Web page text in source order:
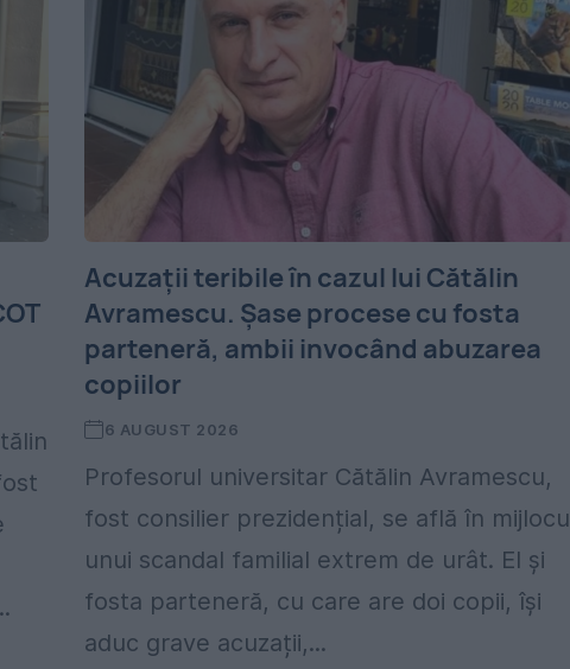
Acuzații teribile în cazul lui Cătălin
Avramescu. Șase procese cu fosta
parteneră, ambii invocând abuzarea
copiilor
6 AUGUST 2026
Profesorul universitar Cătălin Avramescu,
fost consilier prezidențial, se află în
unui scandal familial extrem de urât. El și
fosta parteneră, cu care are doi copii, își
aduc grave acuzații,...